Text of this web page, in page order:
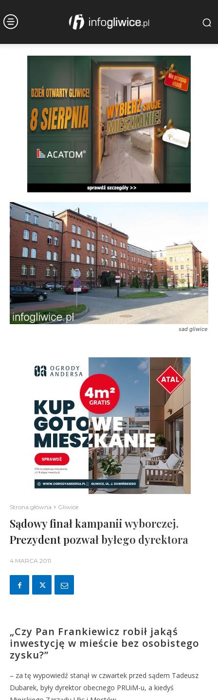
sad gliwice
Strona główna Gliwice
Sądowy finał kampanii wyborczej.
Prezydent pozwał byłego dyrektora
4 MARCA 2011
„Czy Pan Frankiewicz robił jakąś
inwestycję w mieście bez osobistego
zysku?”
– za tę wypowiedź stanął w czwartek przed sądem Tadeusz
Dubarek, były dyrektor obecnego PRUiM-u, a kiedyś